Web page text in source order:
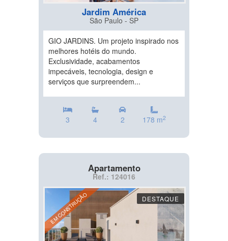
Jardim América
São Paulo - SP
GIO JARDINS. Um projeto inspirado nos
melhores hotéis do mundo.
Exclusividade, acabamentos
impecáveis, tecnologia, design e
serviços que surpreendem...
3 4 2 178 m2
Apartamento
Ref.: 124016
EM CONSTRUÇÃO DESTAQUE